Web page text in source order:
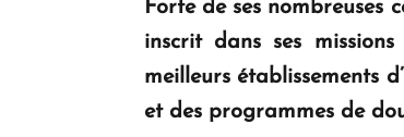
Forte de ses nombreuses
inscrit dans ses
meilleurs établissements
et des programmes de